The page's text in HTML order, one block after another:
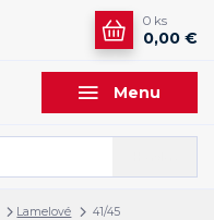
Menu
0 ks
0,00 €
Lamelové 41/45